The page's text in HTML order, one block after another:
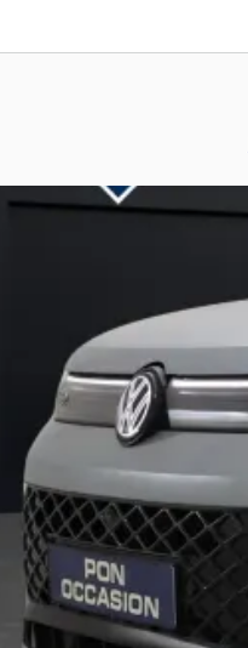
mnd
km · Hybrid-gasoline ·
Pon Center Zeist· Zeist
geplaatst